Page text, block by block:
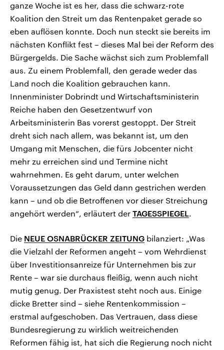
ganze Woche ist es her, dass die schwarz-rote
Koalition den Streit um das Rentenpaket gerade so
eben auflösen konnte. Doch nun steckt sie bereits im
nächsten Konflikt fest – dieses Mal bei der Reform des
Bürgergelds. Die Sache wächst sich zum Problemfall
aus. Zu einem Problemfall, den gerade weder das
Land noch die Koalition gebrauchen kann.
Innenminister Dobrindt und Wirtschaftsministerin
Reiche haben den Gesetzentwurf von
Arbeitsministerin Bas vorerst gestoppt. Der Streit
dreht sich nach allem, was bekannt ist, um den
Umgang mit Menschen, die fürs Jobcenter nicht
mehr zu erreichen sind und Termine nicht
wahrnehmen. Es geht darum, unter welchen
Voraussetzungen das Geld dann gestrichen werden
kann – und ob die Betroffenen vor dieser Streichung
angehört werden“, erläutert der TAGESSPIEGEL.
Die NEUE OSNABRÜCKER ZEITUNG bilanziert: „Was
die Vielzahl der Reformen angeht – vom Wehrdienst
über Investitionsanreize für Unternehmen bis zur
Rente – war sie durchaus fleißig, wenn auch nicht
mutig genug. Der Praxistest steht noch aus. Einige
dicke Bretter sind – siehe Rentenkommission –
erstmal aufgeschoben. Das Vertrauen, dass diese
Bundesregierung zu wirklich weitreichenden
Reformen fähig ist, hat sich die Regierung noch nicht